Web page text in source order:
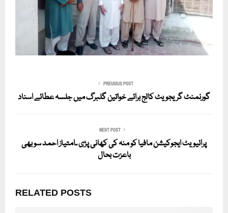
PREVIOUS POST
گورنمنٹ گریجویٹ کالج برائے خواتین گلبرگ میں جلسہ عطائے اسناد
NEXT POST
پرائیویٹ ایجوکیشن مافیا کو منہ کی کھانی پڑی ۔امتیاز احمد سو بھی
باعزت بحال
RELATED POSTS